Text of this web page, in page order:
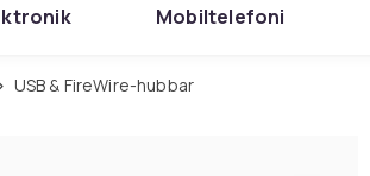
Mobiltelefoni
USB & FireWire-hubbar